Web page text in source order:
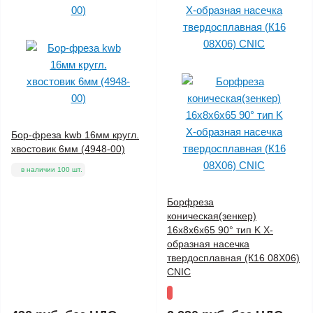
Бор-фреза kwb 16мм кругл.
хвостовик 6мм (4948-00)
в наличии 100 шт.
Борфреза
коническая(зенкер)
16x8x6x65 90° тип K Х-
образная насечка
твердосплавная (К16 08Х06)
CNIC